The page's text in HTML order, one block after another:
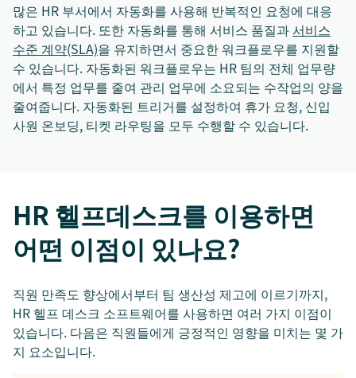
많은 HR 부서에서 자동화를 사용해 반복적인 요청에 대응
하고 있습니다. 또한 자동화를 통해 서비스 품질과서비스
수준 계약(SLA)을 유지하면서 중요한 워크플로우를 지원할
수 있습니다. 자동화된 워크플로우는 HR 팀의 전체 업무량
에서 특정 업무를 줄여 관리 업무에 소요되는 수작업의 양을
줄여줍니다. 자동화된 트리거를 설정하여 휴가 요청, 신입
사원 온보딩, 티켓 라우팅을 모두 수행할 수 있습니다.
HR 헬프데스크를 이용하면
어떤 이점이 있나요?
직원 만족도 향상에서부터 팀 생산성 제고에 이르기까지,
HR 헬프 데스크 소프트웨어를 사용하면 여러 가지 이점이
있습니다. 다음은 직원들에게 긍정적인 영향을 미치는 몇 가
지 요소입니다.